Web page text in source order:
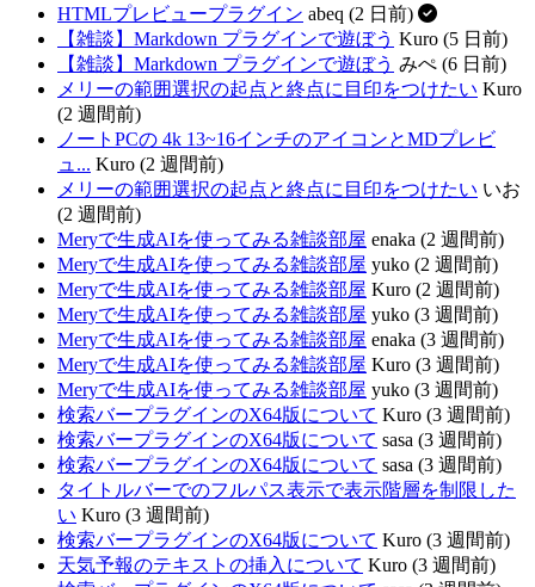
HTMLプレビュープラグイン abeq (2 日前)
【雑談】Markdown プラグインで遊ぼう Kuro (5 日前)
【雑談】Markdown プラグインで遊ぼう みぺ (6 日前)
メリーの範囲選択の起点と終点に目印をつけたい Kuro
(2 週間前)
ノートPCの 4k 13~16インチのアイコンとMDプレビ
ュ... Kuro (2 週間前)
メリーの範囲選択の起点と終点に目印をつけたい いお
(2 週間前)
Meryで生成AIを使ってみる雑談部屋 enaka (2 週間前)
Meryで生成AIを使ってみる雑談部屋 yuko (2 週間前)
Meryで生成AIを使ってみる雑談部屋 Kuro (2 週間前)
Meryで生成AIを使ってみる雑談部屋 yuko (3 週間前)
Meryで生成AIを使ってみる雑談部屋 enaka (3 週間前)
Meryで生成AIを使ってみる雑談部屋 Kuro (3 週間前)
Meryで生成AIを使ってみる雑談部屋 yuko (3 週間前)
検索バープラグインのX64版について Kuro (3 週間前)
検索バープラグインのX64版について sasa (3 週間前)
検索バープラグインのX64版について sasa (3 週間前)
タイトルバーでのフルパス表示で表示階層を制限した
い Kuro (3 週間前)
検索バープラグインのX64版について Kuro (3 週間前)
天気予報のテキストの挿入について Kuro (3 週間前)